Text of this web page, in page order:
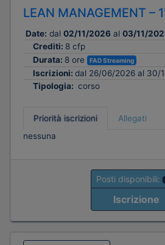
LEAN MANAGEMENT –
Date: dal 02/11/2026 al 03/11/
Crediti: 8 cfp
Durata: 8 ore FAD Streaming
Iscrizioni: dal 26/06/2026 al 30/
Tipologia: corso
Priorità iscrizioni Allegati
nessuna
Posti disponibili:
Iscrizione